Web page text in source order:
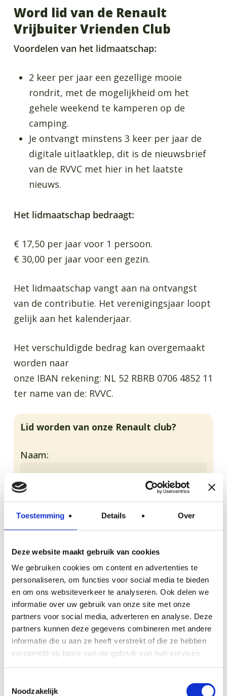
Toestemming Details Over
Deze website maakt gebruik van cookies
We gebruiken cookies om content en advertenties te
personaliseren, om functies voor social media te bieden
en om ons websiteverkeer te analyseren. Ook delen we
informatie over uw gebruik van onze site met onze
partners voor social media, adverteren en analyse. Deze
partners kunnen deze gegevens combineren met andere
informatie die u aan ze heeft verstrekt of die ze hebben
verzameld op basis van uw gebruik van hun services.
Noodzakelijk
Word lid van de Renault
Vrijbuiter Vrienden Club
Voordelen van het lidmaatschap:
2 keer per jaar een gezellige mooie
rondrit, met de mogelijkheid om het
gehele weekend te kamperen op de
camping.
Je ontvangt minstens 3 keer per jaar de
digitale uitlaatklep, dit is de nieuwsbrief
van de RVVC met hier in het laatste
nieuws.
Het lidmaatschap bedraagt:
€ 17,50 per jaar voor 1 persoon.
€ 30,00 per jaar voor een gezin.
Het lidmaatschap vangt aan na ontvangst
van de contributie. Het verenigingsjaar loopt
gelijk aan het kalenderjaar.
Het verschuldigde bedrag kan overgemaakt
worden naar
onze IBAN rekening: NL 52 RBRB 0706 4852 11
ter name van de: RVVC.
Lid worden van onze Renault club?
Naam:
Postcode:
Plaats:
E-mailadres: